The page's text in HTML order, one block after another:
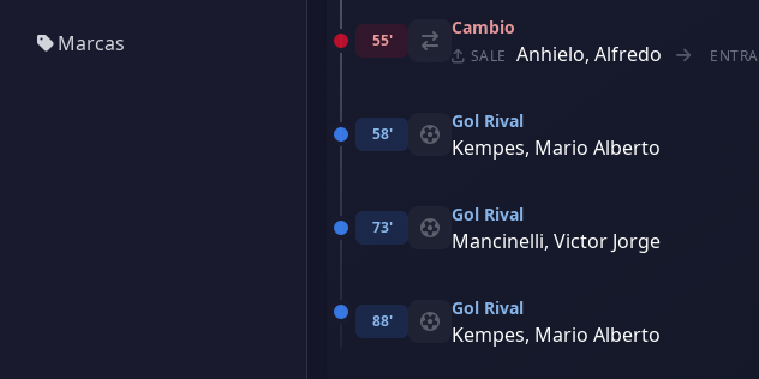
Marcas 55'
Cambio
SALE Anhielo, Alfredo ENTRA
58'
Gol Rival
Kempes, Mario Alberto
73'
Gol Rival
Mancinelli, Victor Jorge
88'
Gol Rival
Kempes, Mario Alberto